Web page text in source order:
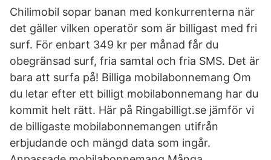
Chilimobil sopar banan med konkurrenterna när
det gäller vilken operatör som är billigast med fri
surf. För enbart 349 kr per månad får du
obegränsad surf, fria samtal och fria SMS. Det är
bara att surfa på! Billiga mobilabonnemang Om
du letar efter ett billigt mobilabonnemang har du
kommit helt rätt. Här på Ringabilligt.se jämför vi
de billigaste mobilabonnemangen utifrån
erbjudande och mängd data som ingår.